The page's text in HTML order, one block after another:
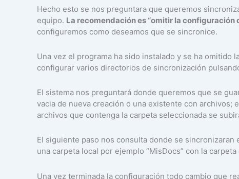
Hecho esto se nos preguntara que queremos
equipo. La recomendación es “omitir la configuración
configuremos como deseamos que se sincronice.
Una vez el programa ha sido instalado y se ha omitido
configurar varios directorios de sincronización
El sistema nos preguntará donde queremos que se
vacia de nueva creación o una existente con
archivos que contenga la carpeta seleccionada se
El siguiente paso nos consulta donde se
una carpeta local por ejemplo “MisDocs” con la
Una vez terminada la configuración todo cambio que